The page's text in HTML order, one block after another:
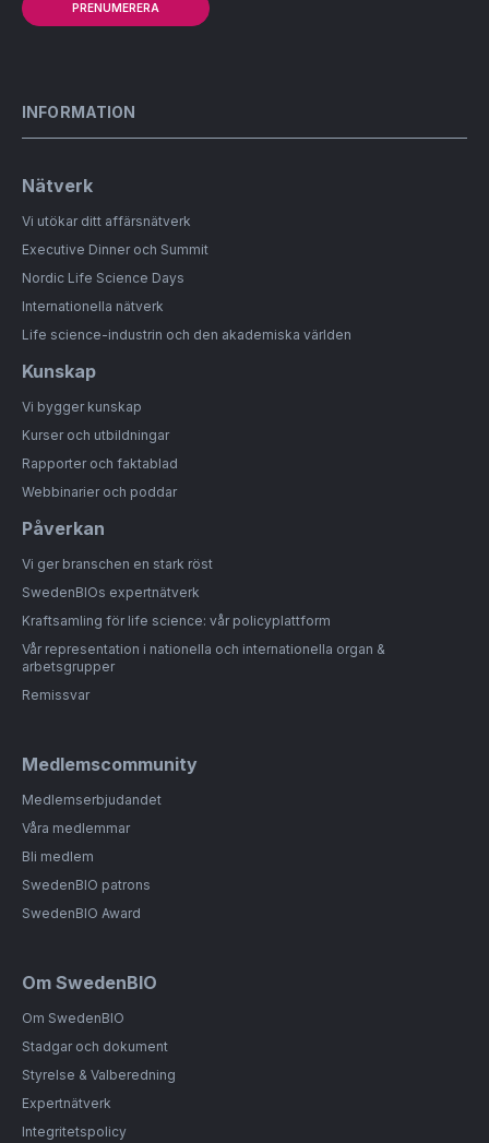
PRENUMERERA
INFORMATION
Nätverk
Vi utökar ditt affärsnätverk
Executive Dinner och Summit
Nordic Life Science Days
Internationella nätverk
Life science-industrin och den akademiska världen
Kunskap
Vi bygger kunskap
Kurser och utbildningar
Rapporter och faktablad
Webbinarier och poddar
Påverkan
Vi ger branschen en stark röst
SwedenBIOs expertnätverk
Kraftsamling för life science: vår policyplattform
Vår representation i nationella och internationella organ &
arbetsgrupper
Remissvar
Medlemscommunity
Medlemserbjudandet
Våra medlemmar
Bli medlem
SwedenBIO patrons
SwedenBIO Award
Om SwedenBIO
Om SwedenBIO
Stadgar och dokument
Styrelse & Valberedning
Expertnätverk
Integritetspolicy